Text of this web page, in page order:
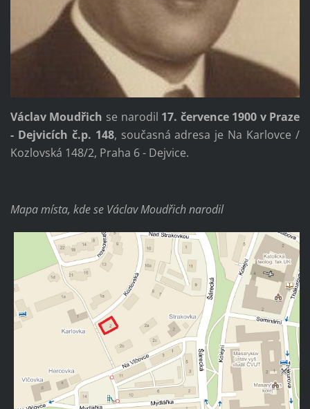
Václav Moudřich se narodil 17. července 1900 v Praze
- Dejvicích č.p. 148, současná adresa je Na Karlovce /
Kozlovská 148/2, Praha 6 - Dejvice.
Mapa místa, kde se Václav Moudřich narodil